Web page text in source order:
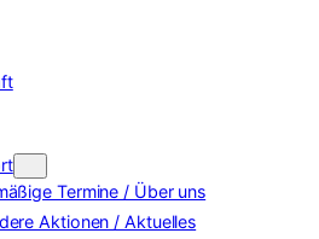
Termine / Über uns
Aktionen / Aktuelles